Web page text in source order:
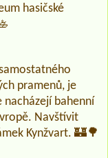
hasičské
pramenů, je
nacházejí bahenní
Navštívit
Kynžvart. 🏰🌳